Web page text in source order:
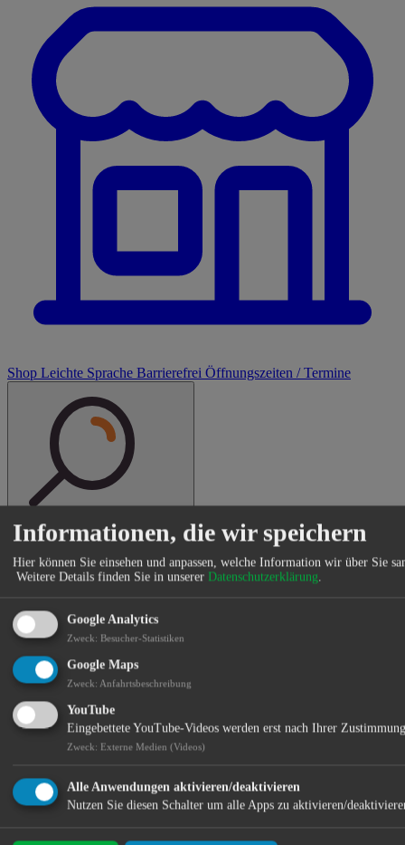
Shop Leichte Sprache Barrierefrei Öffnungszeiten / Termine
Abensberg.de→Aktuelles → Abensberg rückt näher zusammen
Abensberg rückt näher zusammen
Veröffentlicht von Julia Bail
13.01.2026
Informationen, die wir speichern
Hier können Sie einsehen und anpassen, welche Information wir über Sie
Weitere Details finden Sie in unserer Datenschutzerklärung.
Google Analytics
Zweck: Besucher-Statistiken
Google Maps
Zweck: Anfahrtsbeschreibung
YouTube
Eingebettete YouTube-Videos werden erst nach Ihrer
Zweck: Externe Medien (Videos)
Alle Anwendungen aktivieren/deaktivieren
Nutzen Sie diesen Schalter um alle Apps zu aktivieren/